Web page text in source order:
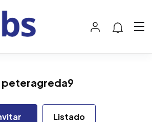
peteragreda9
Listado